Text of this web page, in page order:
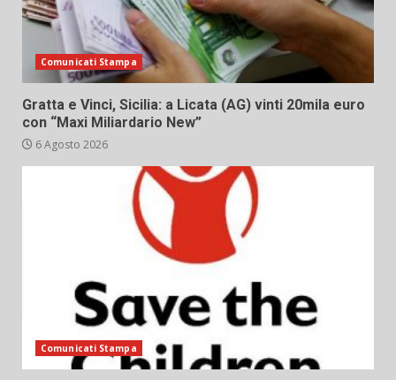
Comunicati Stampa
Gratta e Vinci, Sicilia: a Licata (AG) vinti 20mila euro
con “Maxi Miliardario New”
6 Agosto 2026
Comunicati Stampa